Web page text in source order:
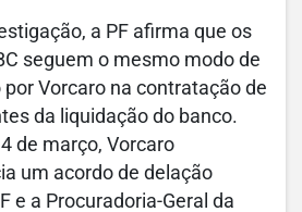
a PF afirma que os
seguem o mesmo modo de
Vorcaro na contratação de
da liquidação do banco.
de março, Vorcaro
um acordo de delação
e a Procuradoria-Geral da